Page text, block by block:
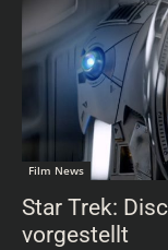
Film News
Star Trek:
vorgestellt